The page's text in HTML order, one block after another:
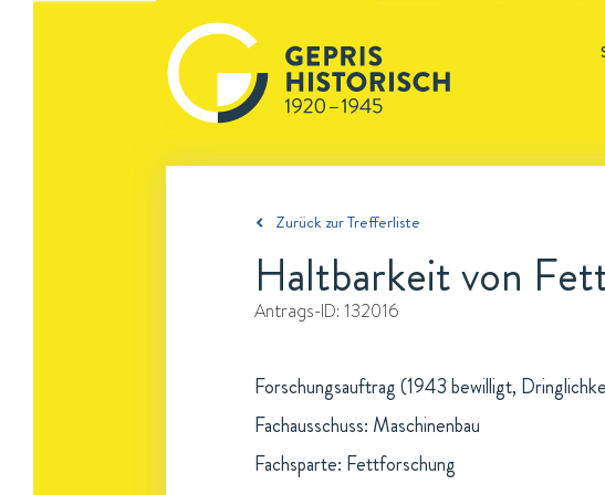
Zurück zur Trefferliste
Haltbarkeit von
Antrags-ID: 132016
Forschungsauftrag (1943 bewilligt,
Fachausschuss: Maschinenbau
Fachsparte: Fettforschung